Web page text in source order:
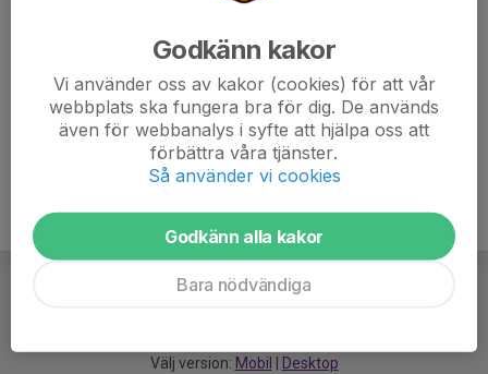
Välj version: Mobil Desktop
Godkänn kakor
Vi använder oss av kakor (cookies) för att vår
webbplats ska fungera bra för dig. De används
även för webbanalys i syfte att hjälpa oss att
förbättra våra tjänster.
Så använder vi cookies
Godkänn alla kakor
Bara nödvändiga